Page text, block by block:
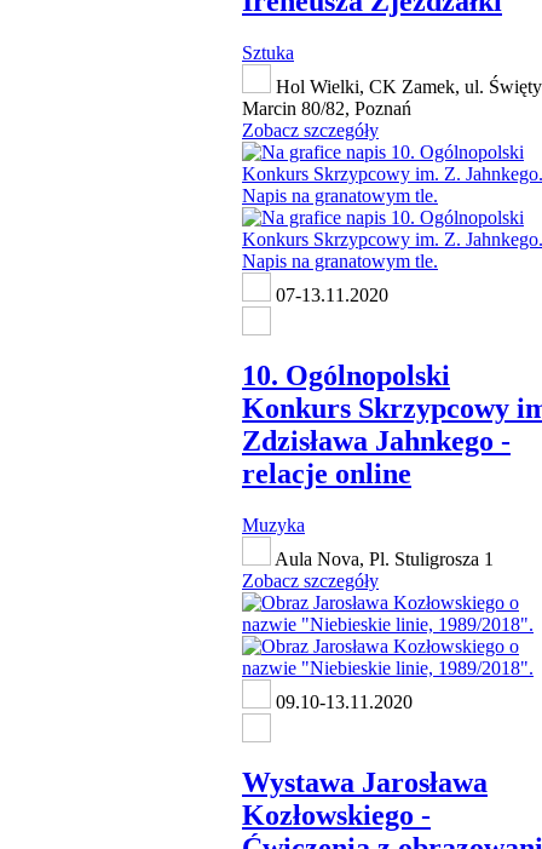
Sztuka
Hol Wielki, CK Zamek, ul. Święty
Marcin 80/82, Poznań
Zobacz szczegóły
07-13.11.2020
10. Ogólnopolski
Konkurs Skrzypcowy
Zdzisława Jahnkego -
relacje online
Muzyka
Aula Nova, Pl. Stuligrosza 1
Zobacz szczegóły
09.10-13.11.2020
Wystawa Jarosława
Kozłowskiego -